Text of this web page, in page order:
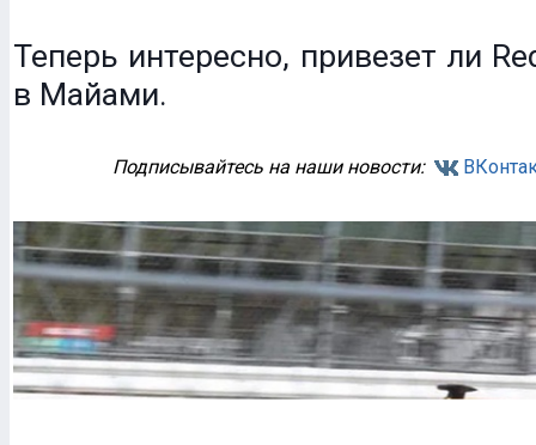
Теперь интересно, привезет ли
в Майами.
Подписывайтесь на наши новости: